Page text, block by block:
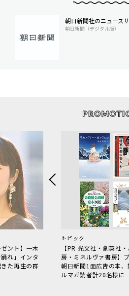
朝日新聞社のニュース
朝日新聞（デジタル版）
ント】一木
れ」インタ
た再生の群
トピック
【PR 光文社・創英社
房・ミネルヴァ書房】
朝日新聞1面広告の本、
ルマガ読者計20名様に